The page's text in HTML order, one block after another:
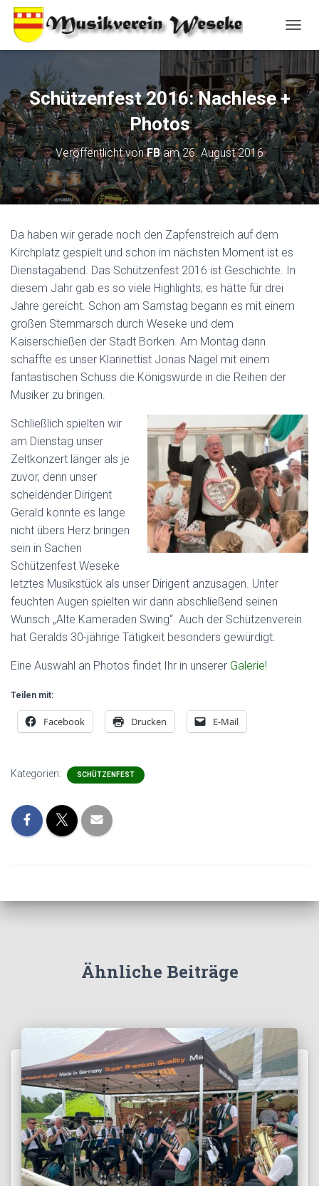
A
I
G
A
T
I
O
N
U
M
T
Schützenfest 2016: Nachlese +
Photos
Veröffentlicht vonFBam26. August 2016
Da haben wir gerade noch den Zapfenstreich auf dem
Kirchplatz gespielt und schon im nächsten Moment ist es
Dienstagabend. Das Schützenfest 2016 ist Geschichte. In
diesem Jahr gab es so viele Highlights; es hätte für drei
Jahre gereicht. Schon am Samstag begann es mit einem
großen Sternmarsch durch Weseke und dem
Kaiserschießen der Stadt Borken. Am Montag dann
schaffte es unser Klarinettist Jonas Nagel mit einem
fantastischen Schuss die Königswürde in die Reihen der
Musiker zu bringen.
Schließlich spielten wir
am Dienstag unser
Zeltkonzert länger als je
zuvor, denn unser
scheidender Dirigent
Gerald konnte es lange
nicht übers Herz bringen
sein in Sachen
Schützenfest Weseke
letztes Musikstück als unser Dirigent anzusagen. Unter
feuchten Augen spielten wir dann abschließend seinen
Wunsch „Alte Kameraden Swing“. Auch der Schützenverein
hat Geralds 30-jährige Tätigkeit besonders gewürdigt.
Eine Auswahl an Photos findet Ihr in unserer Galerie!
Teilen mit:
Facebook Drucken E-Mail
Kategorien: SCHÜTZENFEST
Ähnliche Beiträge